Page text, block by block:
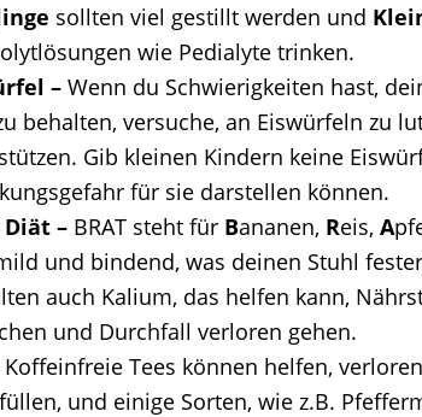
sollten viel gestillt werden und
wie Pedialyte trinken.
– Wenn du Schwierigkeiten hast,
behalten, versuche, an Eiswürfeln zu
Gib kleinen Kindern keine
für sie darstellen können.
Diät – BRAT steht für Bananen, Reis, A
und bindend, was deinen Stuhl
auch Kalium, das helfen kann,
und Durchfall verloren gehen.
Koffeinfreie Tees können helfen,
und einige Sorten, wie z.B.